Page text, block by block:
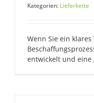
Kategorien: Lieferkette
Wenn Sie ein
entwickelt und eine